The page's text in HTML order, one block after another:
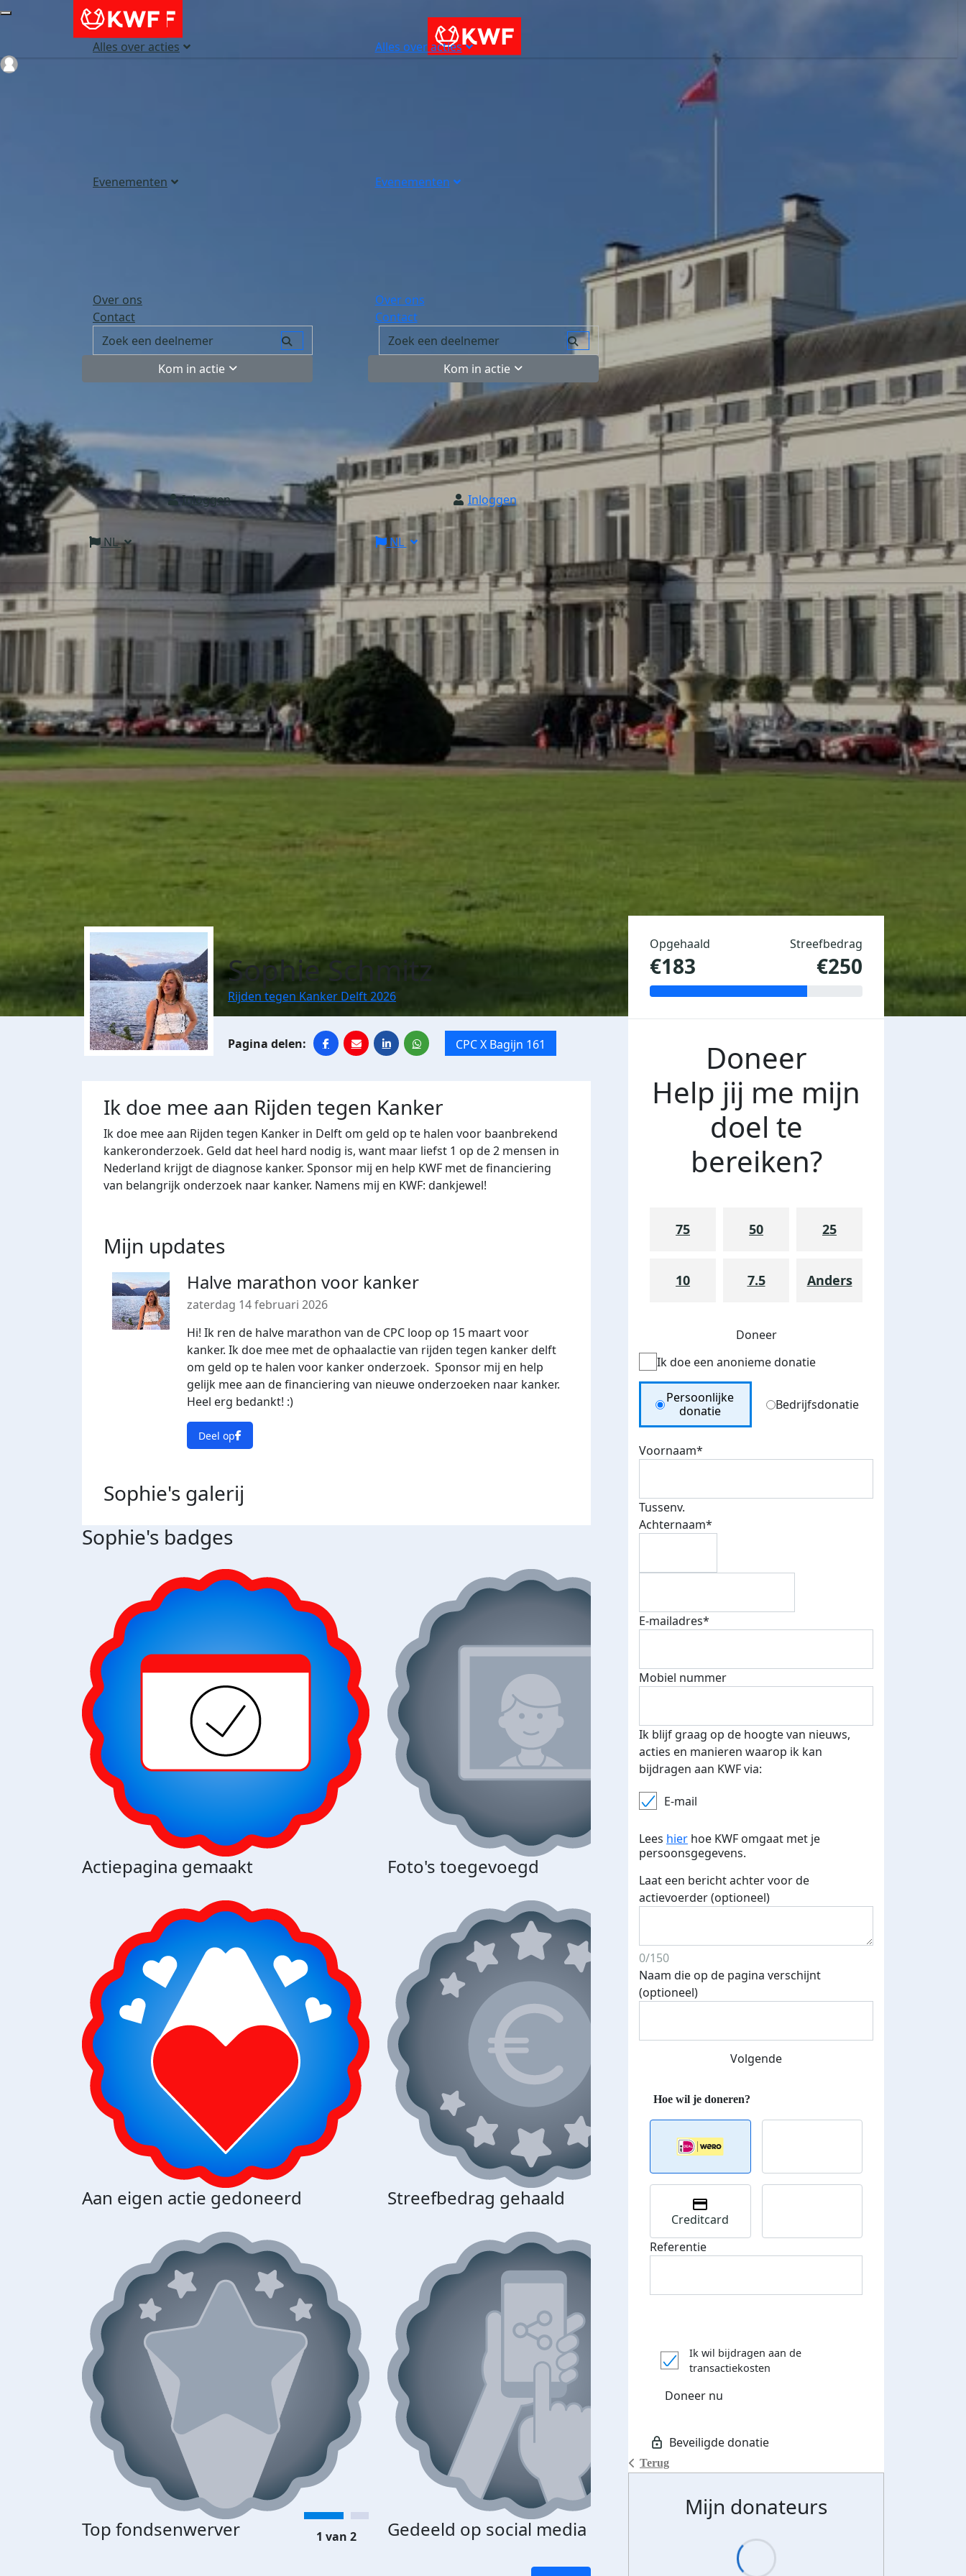
Alles over acties
Evenementen
Over ons
Contact
Kom in actie
Inloggen
NL
Alles over acties
Evenementen
Over ons
Contact
Kom in actie
Inloggen
NL
Sophie Schmitz
Rijden tegen Kanker Delft 2026
CPC X Bagijn 161
Ik doe mee aan Rijden tegen Kanker
Ik doe mee aan Rijden tegen Kanker in Delft om geld op te halen voor baanbrekend
kankeronderzoek. Geld dat heel hard nodig is, want maar liefst 1 op de 2 mensen in
Nederland krijgt de diagnose kanker. Sponsor mij en help KWF met de financiering
van belangrijk onderzoek naar kanker. Namens mij en KWF: dankjewel!
Mijn updates
Halve marathon voor kanker
zaterdag 14 februari 2026
Hi! Ik ren de halve marathon van de CPC loop op 15 maart voor
kanker. Ik doe mee met de ophaalactie van rijden tegen kanker delft
om geld op te halen voor kanker onderzoek. Sponsor mij en help
gelijk mee aan de financiering van nieuwe onderzoeken naar kanker.
Heel erg bedankt! :)
Deel op
Sophie's galerij
Sophie's badges
Actiepagina gemaakt Foto's toegevoegd E-mails verstuurd
Aan eigen actie gedoneerd Streefbedrag gehaald Streefbedrag verhoogd
Top fondsenwerver Gedeeld op social media
Top fondsenwerver
1 van 2
Opgehaald
€183
Streefbedrag
€250
Doneer
Help jij me mijn
doel te
bereiken?
75 50 25
10 7.5 Anders
Doneer
Ik doe een anonieme donatie
Donation Type
Persoonlijke
donatie
Bedrijfsdonatie
Voornaam*
Tussenv.
Achternaam*
E-mailadres*
Mobiel nummer
Ik blijf graag op de hoogte van nieuws,
acties en manieren waarop ik kan
bijdragen aan KWF via:
E-mail
Lees hier hoe KWF omgaat met je
persoonsgegevens.
Laat een bericht achter voor de
actievoerder (optioneel)
0/150
Naam die op de pagina verschijnt
(optioneel)
Volgende
Terug
Creditcard
Referentie
Ik wil bijdragen aan de
transactiekosten
Doneer nu
Mijn donateurs